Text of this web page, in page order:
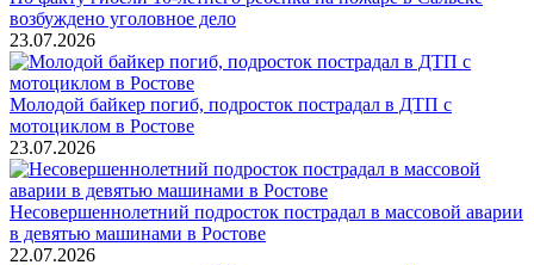
возбуждено уголовное дело
23.07.2026
Молодой байкер погиб, подросток пострадал в ДТП с
мотоциклом в Ростове
23.07.2026
Несовершеннолетний подросток пострадал в массовой аварии
в девятью машинами в Ростове
22.07.2026